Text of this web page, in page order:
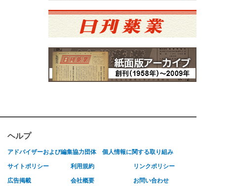
ヘルプ
アドバイザーおよび編集協力団体 個人情報に関する取り組み
サイトポリシー 利用規約 リンクポリシー
広告掲載 会社概要 お問い合わせ